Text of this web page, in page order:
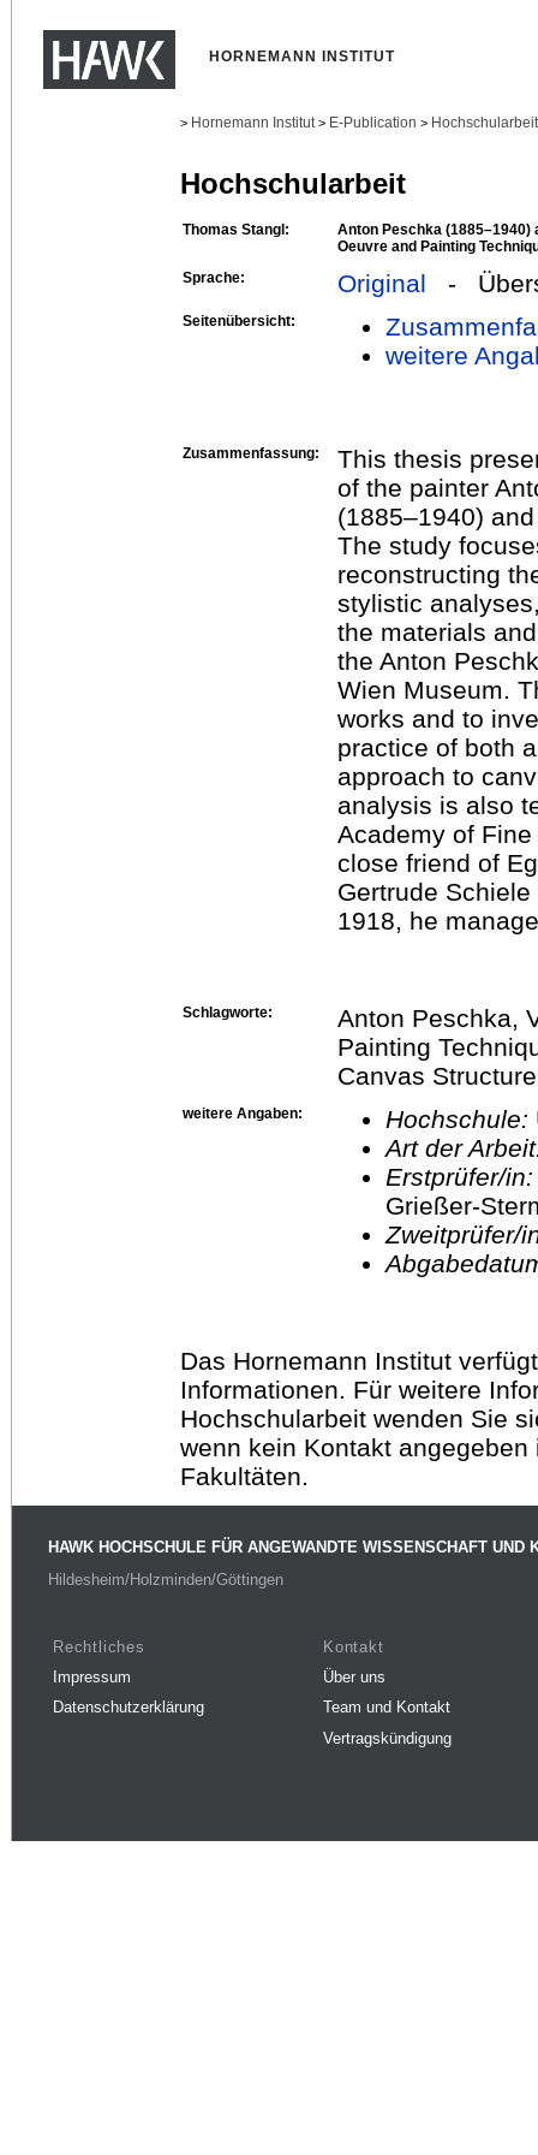
HORNEMANN INSTITUT
> Hornemann Institut > E-Publication >
Hochschularbeit
Thomas Stangl:
Anton Peschka (1885–1940)
Oeuvre and Painting
Sprache:
Original -
Seitenübersicht:
weitere
Zusammenfassung:
This thesis
of the painter
(1885–1940)
The study
reconstructing
stylistic
the materials
the Anton
Wien Museum.
works and to
practice of both
approach to
analysis is also
Academy of
close friend of
Gertrude
1918, he
Schlagworte:
Anton Peschka,
Painting
Canvas
weitere Angaben: Hochschule:
Art der
Erstprüfer/
Grießer-
Das Hornemann Institut
Informationen. Für weitere
Hochschularbeit wenden Sie
wenn kein Kontakt
Fakultäten.
HAWK HOCHSCHULE FÜR ANGEWANDTE WISSENSCHAFT UND
Hildesheim/Holzminden/Göttingen
Rechtliches
Impressum
Datenschutzerklärung
Kontakt
Über uns
Team und Kontakt
Vertragskündigung